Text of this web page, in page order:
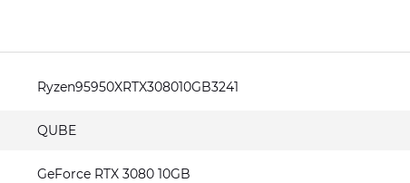
Ryzen95950XRTX308010GB3241
QUBE
GeForce RTX 3080 10GB